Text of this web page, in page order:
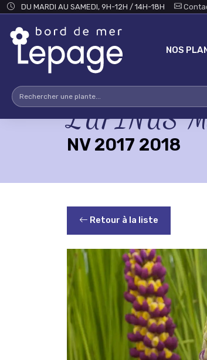
Skip to main content
DU MARDI AU SAMEDI, 9H-12H / 14H-18H
NOS
LUPINUS
NV 2017 2018
Retour à la liste